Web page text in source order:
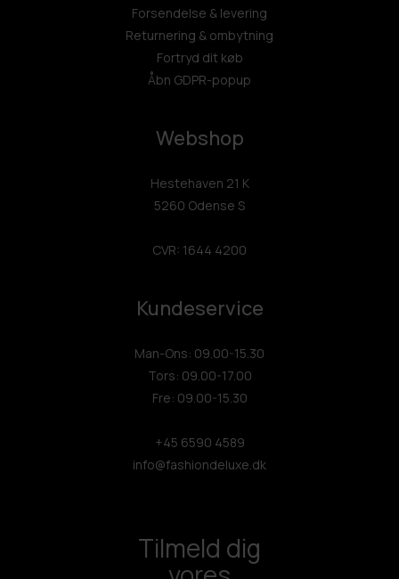
Forsendelse & levering
Returnering & ombytning
Fortryd dit køb
Åbn GDPR-popup
Webshop
Hestehaven 21 K
5260 Odense S
CVR: 1644 4200
Kundeservice
Man-Ons: 09.00-15.30
Tors: 09.00-17.00
Fre: 09.00-15.30
+45 6590 4589
info@fashiondeluxe.dk
Tilmeld dig